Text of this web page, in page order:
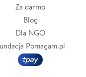
Za darmo
Blog
Dla NGO
Pomagam.pl